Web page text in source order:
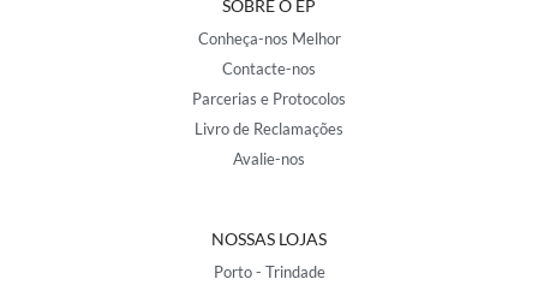
SOBRE O EP
Conheça-nos Melhor
Contacte-nos
Parcerias e Protocolos
Livro de Reclamações
Avalie-nos
NOSSAS LOJAS
Porto - Trindade